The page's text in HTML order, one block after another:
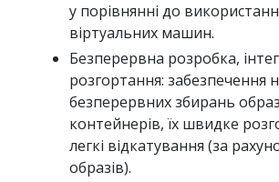
у порівнянні до
віртуальних машин.
Безперервна розробка,
розгортання: забезпечення
безперервних збирань
контейнерів, їх швидке
легкі відкатування (за
образів).